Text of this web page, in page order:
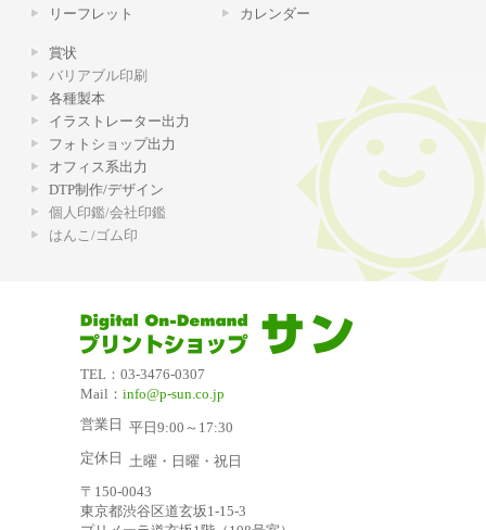
リーフレット
カレンダー
賞状
バリアブル印刷
各種製本
イラストレーター出力
フォトショップ出力
オフィス系出力
DTP制作/デザイン
個人印鑑/会社印鑑
はんこ/ゴム印
TEL：03-3476-0307
Mail： info@p-sun.co.jp
営業日 平日9:00～17:30
定休日
土曜・日曜・祝日
〒150-0043
東京都渋谷区道玄坂1-15-3